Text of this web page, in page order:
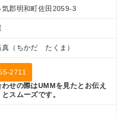
気郡明和町佐田2059-3
（ちかだ たくま）
2711
せの際はUMMを見たとお伝え
スムーズです。